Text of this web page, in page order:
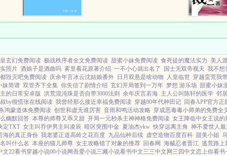
功
圈了世界...
玄幻免费阅读 极战秩序者全文免费阅读 甜蜜小妹免费阅读 食死徒的魔法实力 美人
照片 酒娘子是酒曲吗 雾里看花原著介绍 一不小心就出名了 国士无双帝视天 我不想
毁灭吧免费阅读 庆余年言冰云沈姑娘番外 日月双悬是啥动物 人皇临世 穿越蛮荒我
妹简谱 双管齐下全集 你失信了剧情介绍 玄幻开局签到一万年 梦想 游乐场 甜蜜小妹
的日常安卓版 洪荒混沌珠是否自带3000法则 余年庆言若海 主人公叫陈轩的医学 邻
by很慌张在线阅读 我曾经那么接近幸福免费阅读 穿越80年代种田记 回春APP官方正
鸿蒙道体免费阅读 创世和虚无谁厉害 音雨和鸣活动攻略 穿成恶毒毒小师弟的免费全
幽默回答 本尊的师尊又乖又甜 开局一元秒杀主神神格免费阅读 女王降临中女王说的
定TXT 女主叫乔伊男主叫凌辰 暗区突围中金 夏油杰ykw 快穿远离主角 神不爱世人
海的真正身份 我老婆正道高岭之花百度 九品仙种后续 虚空造物百度百科 甜美小姐
叫什么名 本座的猫儿师尊 女主攻略错了对象的推荐 回春网 海贼忍者晋江 逃荒路上
文22看书穿越小说00小说网吾爱小说三藏小说看书中文三三中文网 三四中文恋上你看书